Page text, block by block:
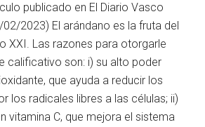
publicado en El Diario Vasco
02/2023) El arándano es la fruta del
XXI. Las razones para otorgarle
calificativo son: i) su alto poder
que ayuda a reducir los
los radicales libres a las células; ii)
vitamina C, que mejora el sistema